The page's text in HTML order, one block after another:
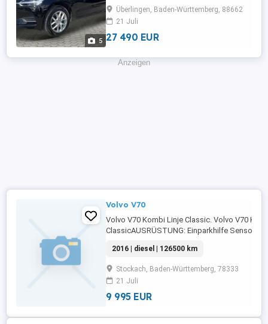
5
Tagfahrlicht,Elektrische
...
Überlingen, Baden-Württemberg, 88662
21 Juli
27 490 EUR
Anzeigen
Volvo V70
Volvo V70 Kombi Linje Classic. Volvo V70
ClassicAUSRÜSTUNG: Einparkhilfe Sensoren
Heckklappe,Servolenkung,Elektrische
...
2016 | diesel | 126500 km
Stockach, Baden-Württemberg, 78333
21 Juli
9 995 EUR